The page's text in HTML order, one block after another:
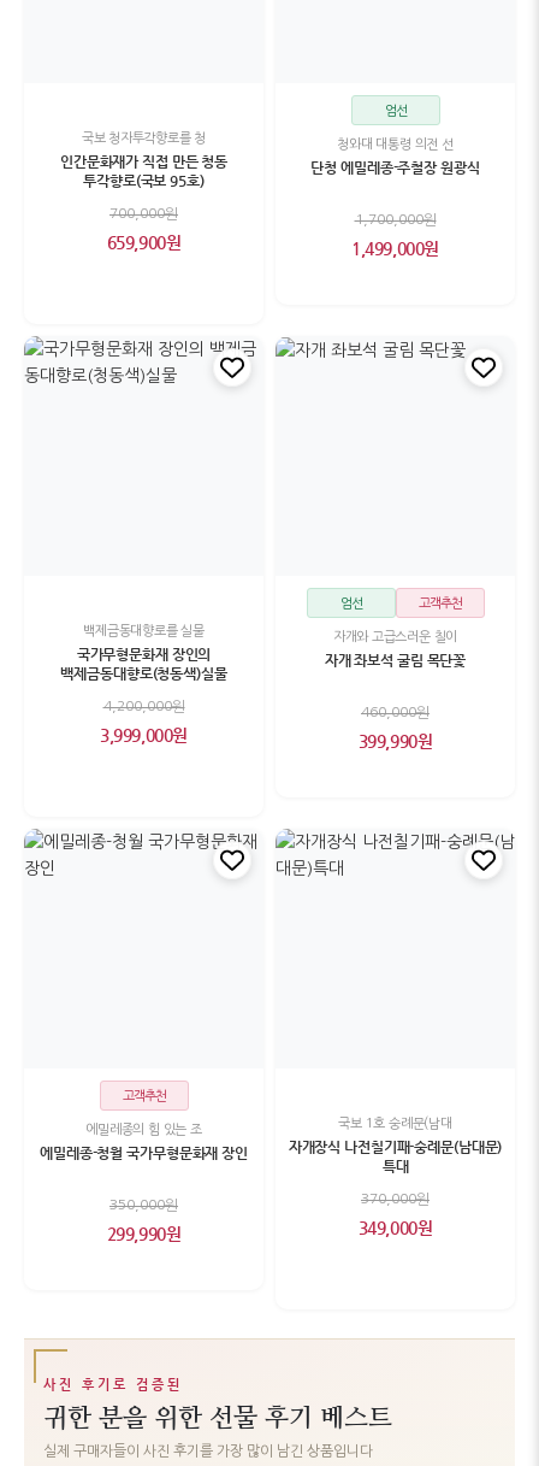
국보 청자투각향로를 청
인간문화재가 직접 만든 청동
투각향로(국보 95호)
700,000원
659,900원
엄선
청와대 대통령 의전 선
단청 에밀레종-주철장 원광식
1,700,000원
1,499,000원
백제금동대향로를 실물
국가무형문화재 장인의
백제금동대향로(청동색)실물
4,200,000원
3,999,000원
엄선 고객추천
자개와 고급스러운 칠이
자개 좌보석 굴림 목단꽃
460,000원
399,990원
고객추천
에밀레종의 힘 있는 조
에밀레종-청월 국가무형문화재 장인
350,000원
299,990원
국보 1호 숭례문(남대
자개장식 나전칠기패-숭례문(남대문)
특대
370,000원
349,000원
사진 후기로 검증된
귀한 분을 위한 선물 후기 베스트
실제 구매자들이 사진 후기를 가장 많이 남긴 상품입니다